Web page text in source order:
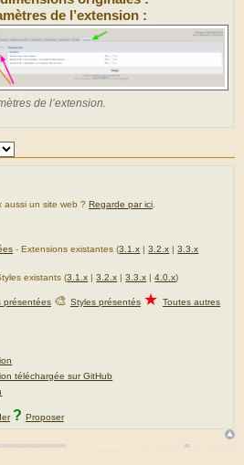
de l’extension :
de l’extension.
aussi un site web ? Regarde par ici
-Extensions existantes (3.1.x |3.2.x |3.3.x
existants (3.1.x |3.2.x |3.3.x |4.0.x)
présentées 🎨 Styles présentés ★ Toutes autres
téléchargée sur GitHub
? Proposer